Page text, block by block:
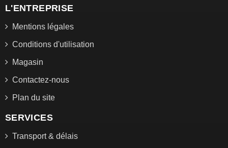
L'ENTREPRISE
Mentions légales
Conditions d'utilisation
Magasin
Contactez-nous
Plan du site
SERVICES
Transport & délais